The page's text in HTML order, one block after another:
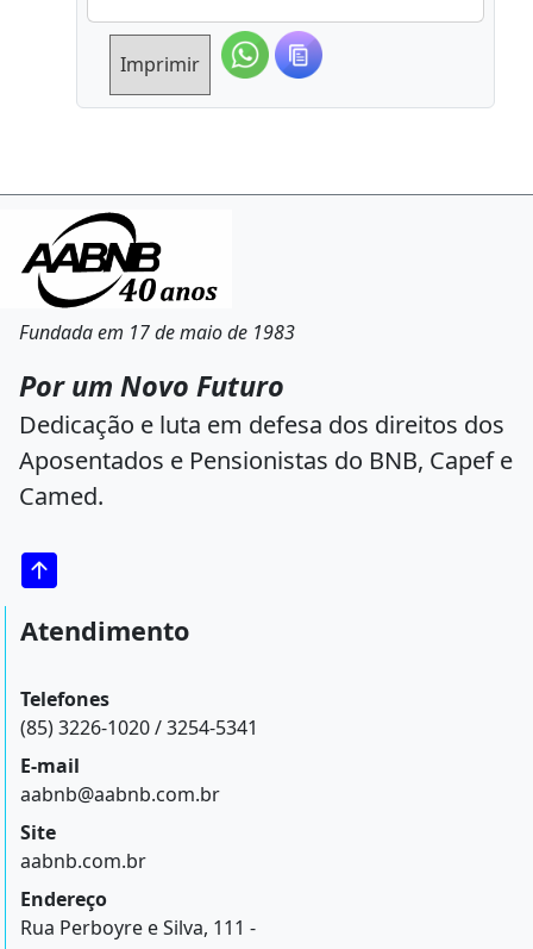
Imprimir
Fundada em 17 de maio de 1983
Por um Novo Futuro
Dedicação e luta em defesa dos direitos dos
Aposentados e Pensionistas do BNB, Capef e
Camed.
Atendimento
Telefones
(85) 3226-1020 / 3254-5341
E-mail
aabnb@aabnb.com.br
Site
aabnb.com.br
Endereço
Rua Perboyre e Silva, 111 -